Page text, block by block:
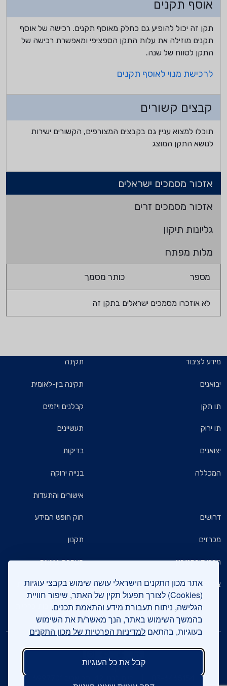
אתר מכון התקנים הישראלי עושה שימוש בקבצי עוגיות
(Cookies) לצורך תפעול תקין של האתר, שיפור חוויית
הגלישה, ניתוח תעבורת מידע והתאמת תכנים.
בהמשך השימוש באתר, הנך מאשר/ת את השימוש
בעוגיות, בהתאם למדיניות הפרטיות של מכון התקנים
קבל את כל העוגיות
אוסף תקנים
תקן זה יכול להופיע גם כחלק מאוסף תקנים. רכישה של אוסף
תקנים מוזילה את עלות התקן הספציפי ומאפשרת רכישה של
התקן לטווח של שנה.
לרכישת מנוי לאוסף תקנים
קבצים קשורים
תוכלו למצוא עניין גם בקבצים המצורפים, הקשורים ישירות
לנושא התקן המוצג
אזכור מסמכים ישראלים
אזכור מסמכים זרים
גליונות תיקון
מלות מפתח
מספר כותר מסמך
לא אוזכרו מסמכים ישראלים בתקן זה
מידע לציבור
יבואנים
תו תקן
תו ירוק
יצואנים
המכללה
תקינה
תקינה בין-לאומית
קבלנים ויזמים
תעשיינים
בדיקות
בנייה ירוקה
אישורים והתעדות
דרושים
מכרזים
חברי דירקטוריון
צרו קשר
חוק חופש המידע
תקנון
הצהרת נגישות
מדיניות הגנת הפרטיות
שאלות ותשובות כלליות
עיקבו אחרינו
צרו קשר